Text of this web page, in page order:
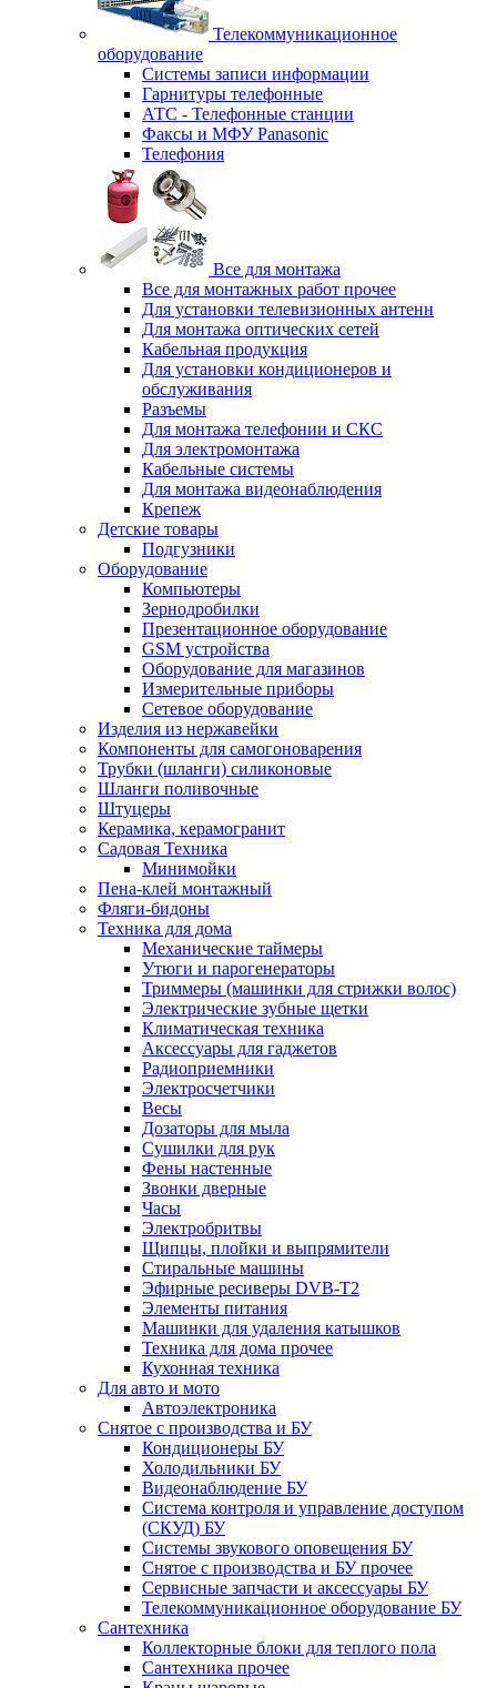
Телекоммуникационное
оборудование
Системы записи информации
Гарнитуры телефонные
АТС - Телефонные станции
Факсы и МФУ Panasonic
Телефония
Все для монтажа
Все для монтажных работ прочее
Для установки телевизионных антенн
Для монтажа оптических сетей
Кабельная продукция
Для установки кондиционеров и
обслуживания
Разъемы
Для монтажа телефонии и СКС
Для электромонтажа
Кабельные системы
Для монтажа видеонаблюдения
Крепеж
Детские товары
Подгузники
Оборудование
Компьютеры
Зернодробилки
Презентационное оборудование
GSM устройства
Оборудование для магазинов
Измерительные приборы
Сетевое оборудование
Изделия из нержавейки
Компоненты для самогоноварения
Трубки (шланги) силиконовые
Шланги поливочные
Штуцеры
Керамика, керамогранит
Садовая Техника
Минимойки
Пена-клей монтажный
Фляги-бидоны
Техника для дома
Механические таймеры
Утюги и парогенераторы
Триммеры (машинки для стрижки волос)
Электрические зубные щетки
Климатическая техника
Аксессуары для гаджетов
Радиоприемники
Электросчетчики
Весы
Дозаторы для мыла
Сушилки для рук
Фены настенные
Звонки дверные
Часы
Электробритвы
Щипцы, плойки и выпрямители
Стиральные машины
Эфирные ресиверы DVB-T2
Элементы питания
Машинки для удаления катышков
Техника для дома прочее
Кухонная техника
Для авто и мото
Автоэлектроника
Снятое с производства и БУ
Кондиционеры БУ
Холодильники БУ
Видеонаблюдение БУ
Система контроля и управление доступом
(СКУД) БУ
Системы звукового оповещения БУ
Снятое с производства и БУ прочее
Сервисные запчасти и аксессуары БУ
Телекоммуникационное оборудование БУ
Сантехника
Коллекторные блоки для теплого пола
Сантехника прочее